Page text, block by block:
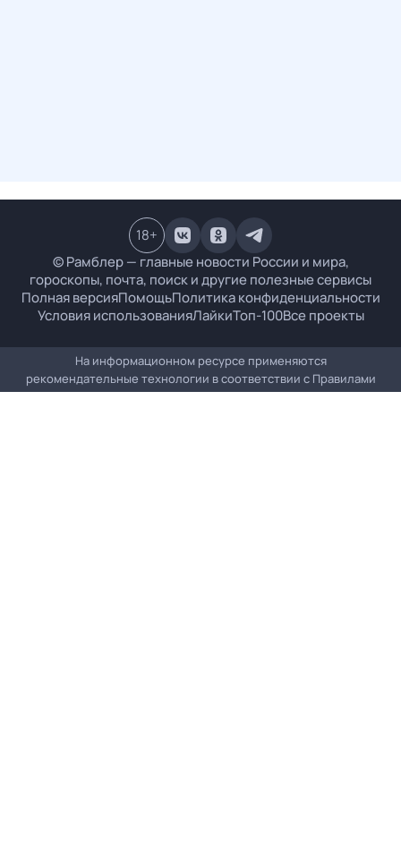
© Рамблер — главные новости России и мира,
гороскопы, почта, поиск и другие полезные сервисы
Полная версияПомощьПолитика конфиденциальности
Условия использованияЛайкиТоп-100Все проекты
18+
На информационном ресурсе применяются
рекомендательные технологии в соответствии с Правилами